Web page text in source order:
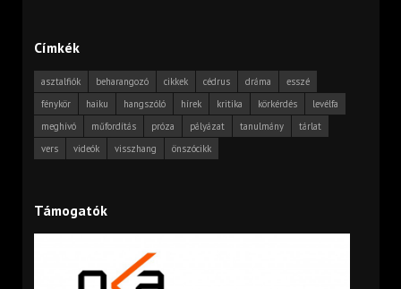
Címkék
asztalfiók beharangozó cikkek cédrus dráma
esszé
fénykör
haiku hangszóló hírek kritika körkérdés
levélfa
meghívó
műfordítás próza pályázat tanulmány
tárlat
vers
videók visszhang önszócikk
Támogatók